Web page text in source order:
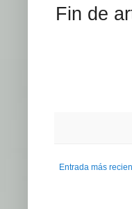
Fin de
Entrada más